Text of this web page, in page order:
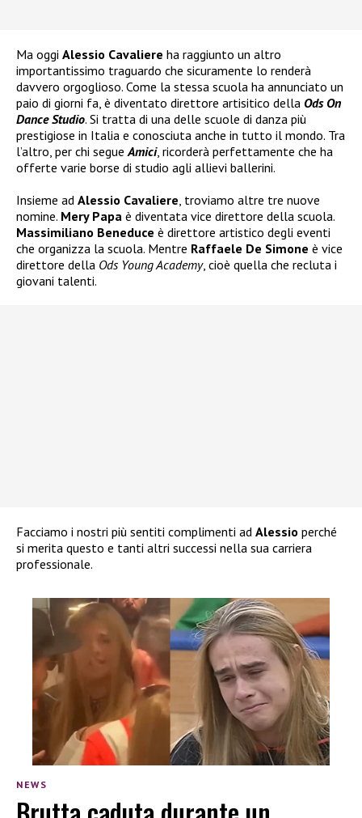
Ma oggi Alessio Cavaliere ha raggiunto un altro
importantissimo traguardo che sicuramente lo renderà
davvero orgoglioso. Come la stessa scuola ha annunciato un
paio di giorni fa, è diventato direttore artisitico della Ods On
Dance Studio. Si tratta di una delle scuole di danza più
prestigiose in Italia e conosciuta anche in tutto il mondo. Tra
l’altro, per chi segue Amici, ricorderà perfettamente che ha
offerte varie borse di studio agli allievi ballerini.
Insieme ad Alessio Cavaliere , troviamo altre tre nuove
nomine. Mery Papa è diventata vice direttore della scuola.
Massimiliano Beneduce è direttore artistico degli eventi
che organizza la scuola. Mentre Raffaele De Simone è vice
direttore della Ods Young Academy, cioè quella che recluta i
giovani talenti.
Facciamo i nostri più sentiti complimenti ad Alessio perché
si merita questo e tanti altri successi nella sua carriera
professionale.
NEWS